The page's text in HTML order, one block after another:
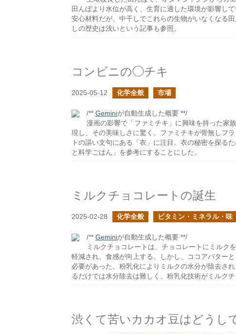
田んぼより水位が高く、生育に適した環境が影響し
安心材料だが、中干しでこれらの生物がいなくなる
しの歴史は浅いという記事も参照。
コンビニの◯チキ
2025-05-12 化学全般 市場
/** Geminiが自動生成した概要 **/
漫画の影響で「ファミチキ」に興味を持った家
現し、その美味しさに驚く。ファミチキが骨無しフ
トの謳い文句にある「衣」に注目。衣の秘密を探る
と科学ごはん」を参考にすることにした。
ミルクチョコレートの誕生
2025-02-28 化学全般 ビタミン・ミネラル・味
/** Geminiが自動生成した概要 **/
ミルクチョコレートは、チョコレートにミルク
軽減され、食感が向上する。しかし、ココアバター
必要があった。粉乳化によりミルクの水分が除去さ
るだけでは水分除去は難しく、粉乳化技術がミルク